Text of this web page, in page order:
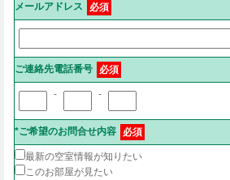
メールアドレス 必須
ご連絡先電話番号 必須
- -
*ご希望のお問合せ内容 必須
最新の空室情報が知りたい
このお部屋が見たい